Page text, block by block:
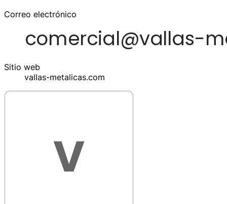
Correo electrónico
Sitio web
vallas-metalicas.com